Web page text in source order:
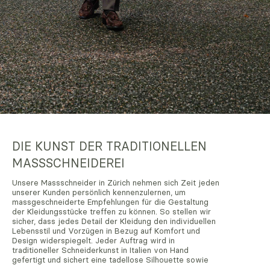
DIE KUNST DER TRADITIONELLEN
MASSSCHNEIDEREI
Unsere Massschneider in Zürich nehmen sich Zeit jeden
unserer Kunden persönlich kennenzulernen, um
massgeschneiderte Empfehlungen für die Gestaltung
der Kleidungsstücke treffen zu können. So stellen wir
sicher, dass jedes Detail der Kleidung den individuellen
Lebensstil und Vorzügen in Bezug auf Komfort und
Design widerspiegelt. Jeder Auftrag wird in
traditioneller Schneiderkunst in Italien von Hand
gefertigt und sichert eine tadellose Silhouette sowie